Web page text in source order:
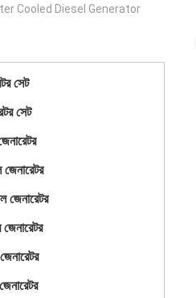
Cooled Diesel Generator
সেট
সেট
জেনারেটর